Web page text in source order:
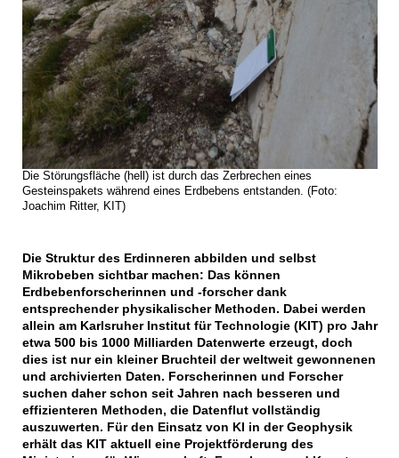
Die Störungsfläche (hell) ist durch das Zerbrechen eines
Gesteinspakets während eines Erdbebens entstanden. (Foto:
Joachim Ritter, KIT)
Die Struktur des Erdinneren abbilden und selbst
Mikrobeben sichtbar machen: Das können
Erdbebenforscherinnen und -forscher dank
entsprechender physikalischer Methoden. Dabei werden
allein am Karlsruher Institut für Technologie (KIT) pro Jahr
etwa 500 bis 1000 Milliarden Datenwerte erzeugt, doch
dies ist nur ein kleiner Bruchteil der weltweit gewonnenen
und archivierten Daten. Forscherinnen und Forscher
suchen daher schon seit Jahren nach besseren und
effizienteren Methoden, die Datenflut vollständig
auszuwerten. Für den Einsatz von KI in der Geophysik
erhält das KIT aktuell eine Projektförderung des